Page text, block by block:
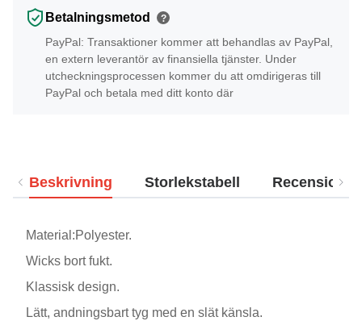
Betalningsmetod ?
PayPal: Transaktioner kommer att behandlas av PayPal,
en extern leverantör av finansiella tjänster. Under
utcheckningsprocessen kommer du att omdirigeras till
PayPal och betala med ditt konto där
Beskrivning Storlekstabell Recensioner
Material:Polyester.
Wicks bort fukt.
Klassisk design.
Lätt, andningsbart tyg med en slät känsla.